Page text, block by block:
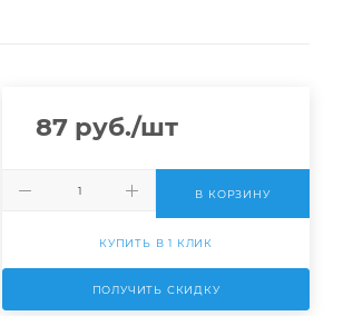
87 руб./шт
В КОРЗИНУ
КУПИТЬ В 1 КЛИК
ПОЛУЧИТЬ СКИДКУ